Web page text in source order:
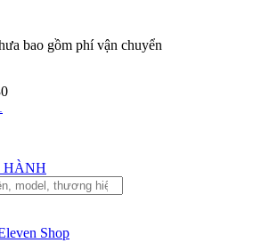
bao gồm phí vận chuyển
HÀNH